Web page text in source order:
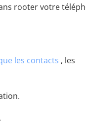
rooter votre
les contacts , les